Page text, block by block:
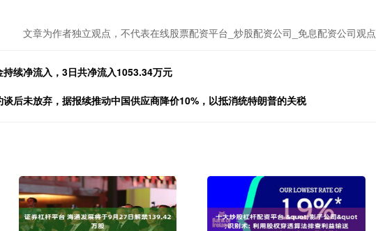
文章为作者独立观点，不代表在线股票配资平台_炒股配资公司_免息配资公司观点
续净流入，3日共净流入1053.34万元
后未放弃，据报续推动中国供应商降价10%，以抵消统特朗普的关税